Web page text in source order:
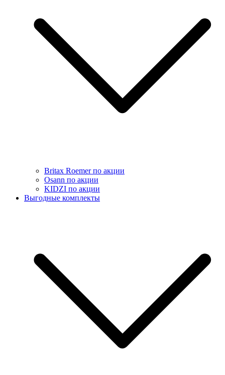
Britax Roemer по акции
Osann по акции
KIDZI по акции
Выгодные комплекты